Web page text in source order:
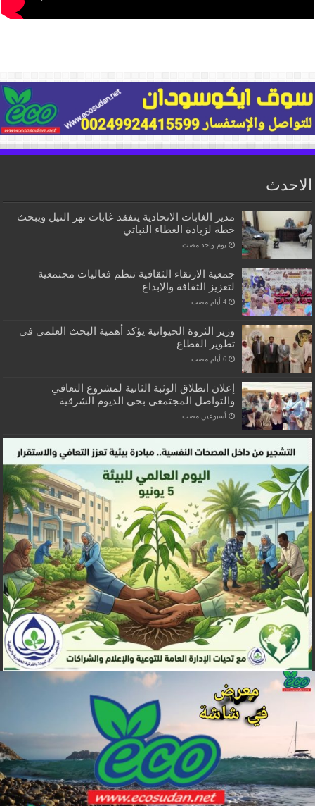
الاحدث
مدير الغابات الاتحادية يتفقد غابات نهر النيل ويبحث
خطة لزيادة الغطاء النباتي
‏يوم واحد مضت
جمعية الارتقاء الثقافية تنظم فعاليات مجتمعية
لتعزيز الثقافة والإبداع
‏4 أيام مضت
وزير الثروة الحيوانية يؤكد أهمية البحث العلمي في
تطوير القطاع
‏6 أيام مضت
إعلان انطلاق الوثبة الثانية لمشروع التعافي
والتواصل المجتمعي بحي الديوم الشرقية
‏أسبوعين مضت